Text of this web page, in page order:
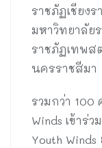
ราชภัฏเชียง
มหาวิทยาลัย
ราชภัฏเทพส
นครราชสีมา
รวมกว่า 100
Winds เข้าร่
Youth Winds